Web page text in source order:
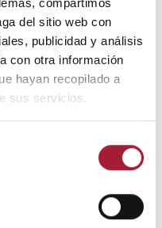
compartimos
del sitio web con
publicidad y análisis
con otra información
hayan recopilado a
sus servicios.
de muelas por
Mientras se espera la
aliviar los síntomas.